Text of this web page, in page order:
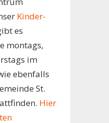
Kinder-
es
montags,
im
ebenfalls
St.
Hier